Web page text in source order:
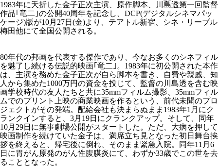
1983年に夭折した金子正次主演、原作脚本、川島透第一回監督
作品｢竜二｣の公開40周年を記念し、DCP(デジタルシネマパッ
ケージ)版が10月27日(金)より、テアトル新宿、シネ・リーブル
梅田他にて全国公開される。
80年代の邦画を代表する傑作であり、今なお多くのシネフィル
を魅了し続ける伝説的映画｢竜二｣。1983年に初公開された本作
は、主演を務めた金子正次が自ら脚本を書き、自費や親戚、知
人から集めた1000万円の資金を投じて、監督の川島透を含む映
画学校時代の友人たちと共に35mmフィルム撮影、35mmフィル
ムでのプリント上映の商業映画を作るという、前代未聞のプロ
ジェクトがその発端。配給会社も決まらぬまま1983年1月にク
ランクインすると、3月19日にクランクアップ。そして、同年
10月29日に無事劇場公開がスタートした。ただ、大病を押して
映画制作を続けていた金子は、満席立ち見となった初日舞台挨
拶を終えると、帰宅後に倒れ、そのまま緊急入院。同年11月6
日に胃がん原発のがん性腹膜炎にて、わずか33歳でこの世を去
ることとなった。